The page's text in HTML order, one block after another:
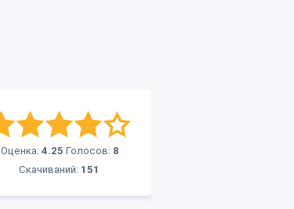
Оценка: 4.25 Голосов: 8
Скачиваний: 151